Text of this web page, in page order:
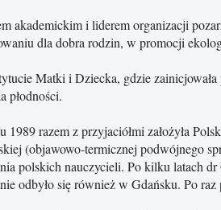
akademickim i liderem organizacji
dla dobra rodzin, w promocji
Matki i Dziecka, gdzie
płodności.
1989 razem z przyjaciółmi założyła
(objawowo-termicznej podwójnego
polskich nauczycieli. Po kilku latach
odbyło się również w Gdańsku. Po